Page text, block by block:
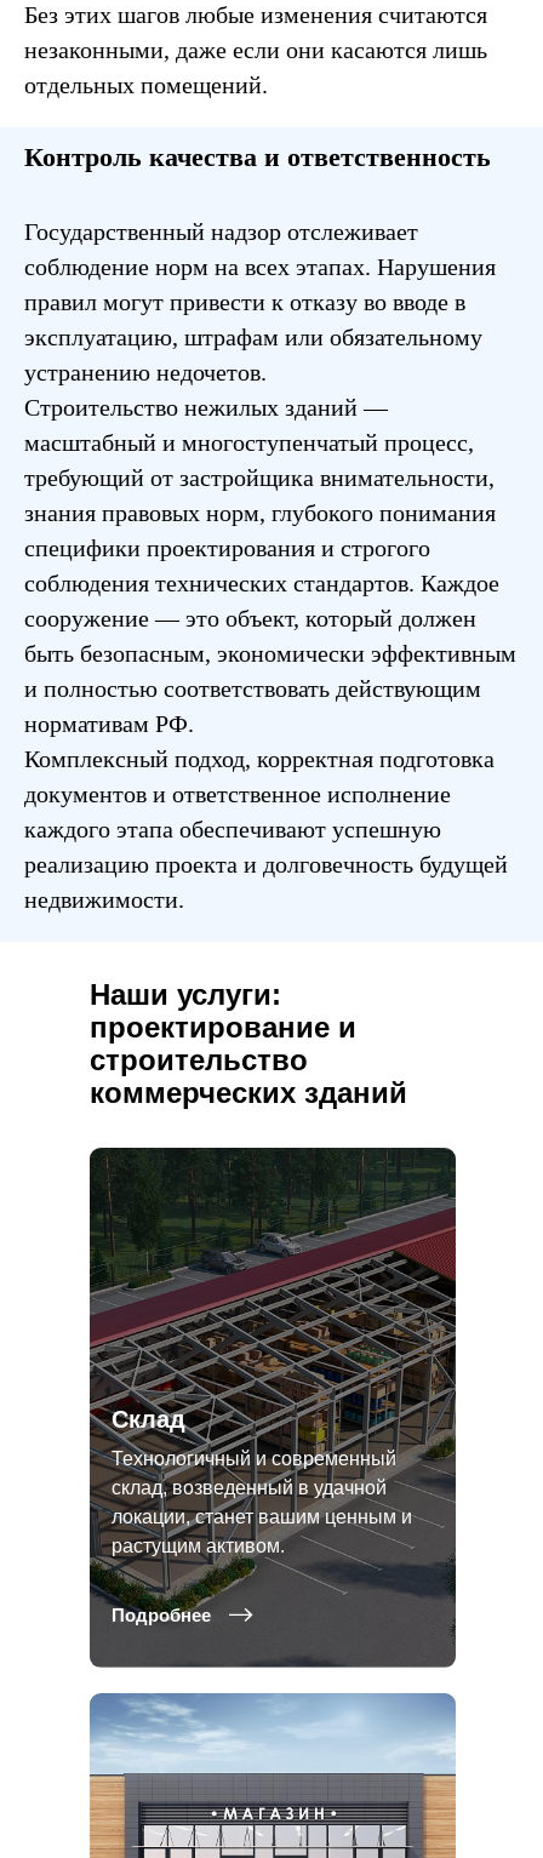
Без этих шагов любые изменения считаются
незаконными, даже если они касаются лишь
отдельных помещений.
Контроль качества и ответственность
Государственный надзор отслеживает
соблюдение норм на всех этапах. Нарушения
правил могут привести к отказу во вводе в
эксплуатацию, штрафам или обязательному
устранению недочетов.
Строительство нежилых зданий —
масштабный и многоступенчатый процесс,
требующий от застройщика внимательности,
знания правовых норм, глубокого понимания
специфики проектирования и строгого
соблюдения технических стандартов. Каждое
сооружение — это объект, который должен
быть безопасным, экономически эффективным
и полностью соответствовать действующим
нормативам РФ.
Комплексный подход, корректная подготовка
документов и ответственное исполнение
каждого этапа обеспечивают успешную
реализацию проекта и долговечность будущей
недвижимости.
Наши услуги:
проектирование и
строительство
коммерческих зданий
Технологичный и современный
склад, возведенный в удачной
локации, станет вашим ценным и
растущим активом.
Склад
Подробнее